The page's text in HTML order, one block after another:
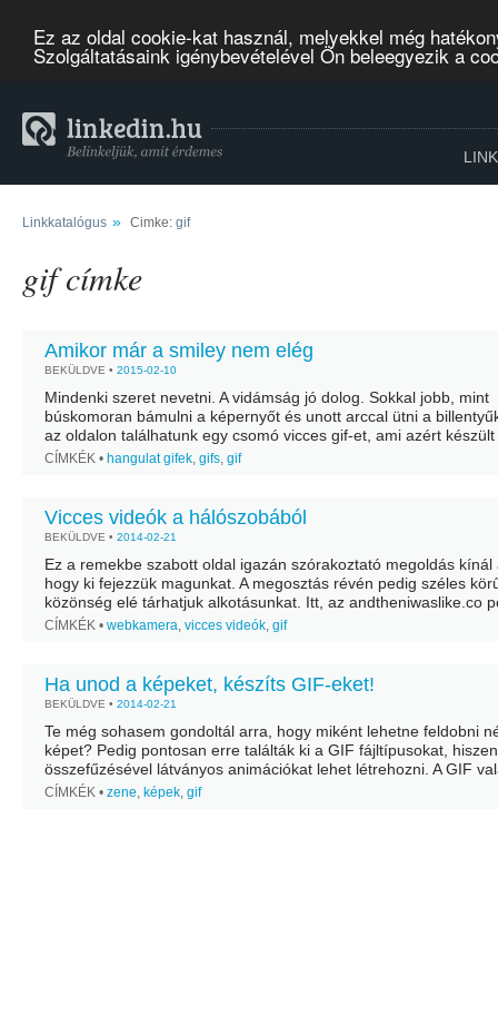
Ez az oldal cookie-kat használ, melyekkel még
Szolgáltatásaink igénybevételével Ön beleegyezik a
Linkkatalógus » Cimke: gif
gif címke
Amikor már a smiley nem elég
BEKÜLDVE • 2015-02-10
Mindenki szeret nevetni. A vidámság jó dolog. Sokkal jobb, mint
búskomoran bámulni a képernyőt és unott arccal ütni a
az oldalon találhatunk egy csomó vicces gif-et, ami azért
egy kis...
CÍMKÉK • hangulat gifek, gifs, gif
Vicces videók a hálószobából
BEKÜLDVE • 2014-02-21
Ez a remekbe szabott oldal igazán szórakoztató megoldás kínál
hogy ki fejezzük magunkat. A megosztás révén pedig széles
közönség elé tárhatjuk alkotásunkat. Itt, az andtheniwaslike.co
GIF formátumú fájl hozható létre viszont, nem...
CÍMKÉK • webkamera, vicces videók, gif
Ha unod a képeket, készíts GIF-eket!
BEKÜLDVE • 2014-02-21
Te még sohasem gondoltál arra, hogy miként lehetne feldobni
képet? Pedig pontosan erre találták ki a GIF fájltípusokat,
összefűzésével látványos animációkat lehet létrehozni. A GIF
flash tartalom és a...
CÍMKÉK • zene, képek, gif